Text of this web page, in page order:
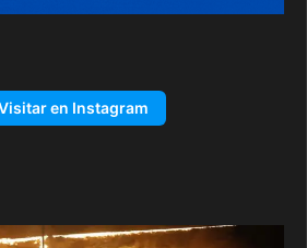
en Instagram